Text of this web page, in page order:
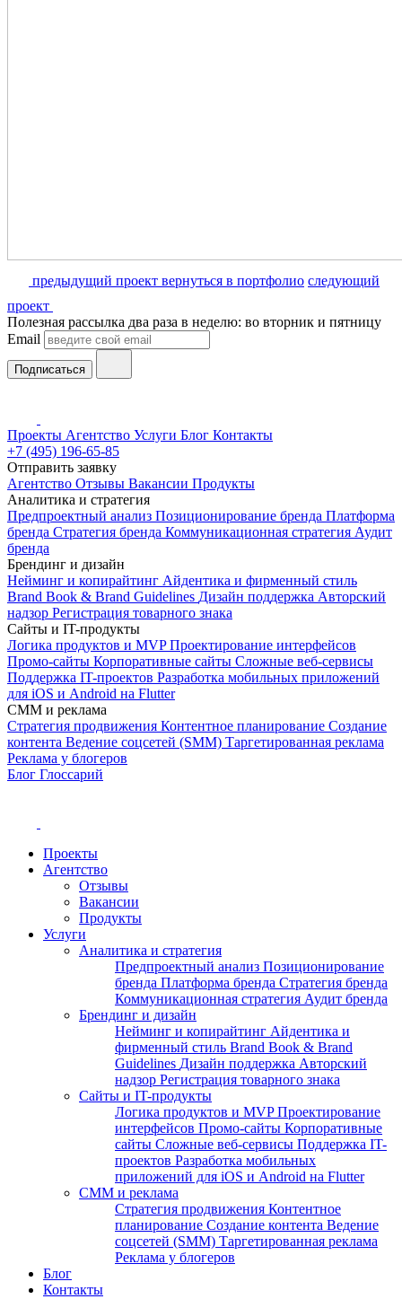
предыдущий проект вернуться в портфолио следующий
проект
Полезная рассылка два раза в неделю: во вторник и пятницу
Email
Подписаться
Проекты Агентство Услуги Блог Контакты
+7 (495) 196-65-85
Отправить заявку
Агентство Отзывы Вакансии Продукты
Аналитика и стратегия
Предпроектный анализ Позиционирование бренда Платформа
бренда Стратегия бренда Коммуникационная стратегия Аудит
бренда
Брендинг и дизайн
Нейминг и копирайтинг Айдентика и фирменный стиль
Brand Book & Brand Guidelines Дизайн поддержка Авторский
надзор Регистрация товарного знака
Сайты и IT-продукты
Логика продуктов и MVPПроектирование интерфейсов
Промо-сайты Корпоративные сайты Сложные веб-сервисы
Поддержка IT-проектов Разработка мобильных приложений
для iOS и Android на Flutter
СММ и реклама
Стратегия продвижения Контентное планирование Создание
контента Ведение соцсетей (SMM) Таргетированная реклама
Реклама у блогеров
Блог Глоссарий
Проекты
Агентство
Отзывы
Вакансии
Продукты
Услуги
Аналитика и стратегия
Предпроектный анализ Позиционирование
бренда Платформа бренда Стратегия бренда
Коммуникационная стратегия Аудит бренда
Брендинг и дизайн
Нейминг и копирайтинг Айдентика и
фирменный стиль Brand Book & Brand
Guidelines Дизайн поддержка Авторский
надзор Регистрация товарного знака
Сайты и IT-продукты
Логика продуктов и MVPПроектирование
интерфейсов Промо-сайты Корпоративные
сайты Сложные веб-сервисы Поддержка IT-
проектов Разработка мобильных
приложений для iOS и Android на Flutter
СММ и реклама
Стратегия продвижения Контентное
планирование Создание контента Ведение
соцсетей (SMM) Таргетированная реклама
Реклама у блогеров
Блог
Контакты